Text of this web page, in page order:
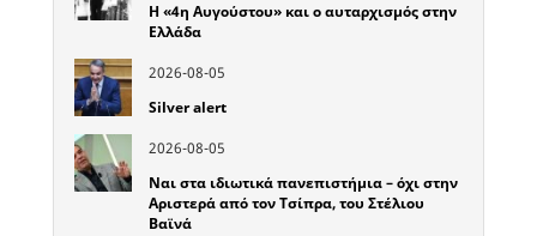
Η «4η Αυγούστου» και ο αυταρχισμός στην
Ελλάδα
2026-08-05
Silver alert
2026-08-05
Ναι στα ιδιωτικά πανεπιστήμια – όχι στην
Αριστερά από τον Τσίπρα, του Στέλιου
Βαϊνά